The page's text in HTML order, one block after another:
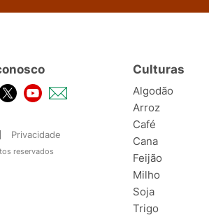
Privacidade
reservados
Culturas
Algodão
Arroz
Café
Cana
Feijão
Milho
Soja
Trigo